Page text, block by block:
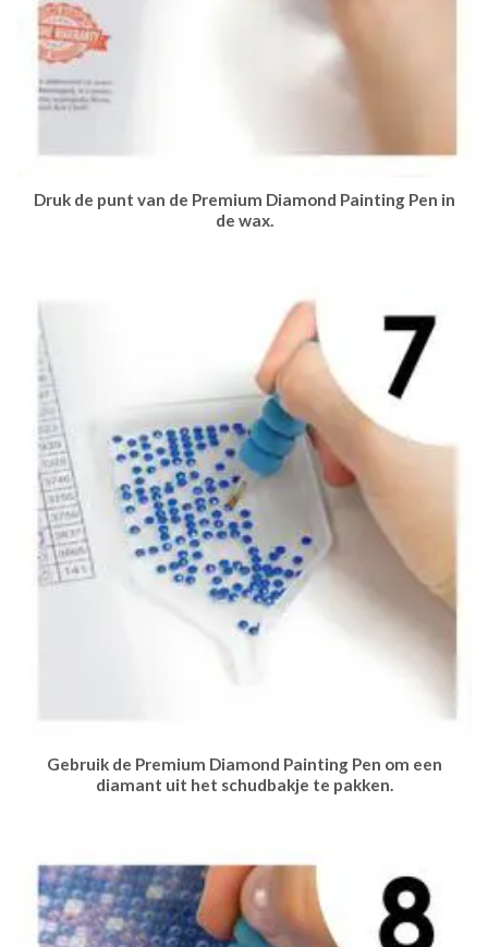
Druk de punt van de Premium Diamond Painting Pen in
de wax.
Gebruik de Premium Diamond Painting Pen om een
diamant uit het schudbakje te pakken.